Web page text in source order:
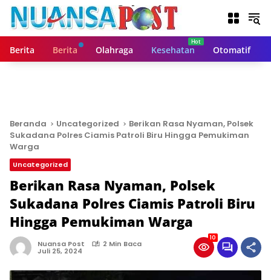
Berita Berita Olahraga Kesehatan Otomatif
Beranda Uncategorized
Berikan Rasa Nyaman, Polsek
Sukadana Polres Ciamis Patroli Biru Hingga Pemukiman
Warga
Uncategorized
Berikan Rasa Nyaman, Polsek
Sukadana Polres Ciamis Patroli Biru
Hingga Pemukiman Warga
Nuansa Post 2 Min Baca
Juli 25, 2024
10